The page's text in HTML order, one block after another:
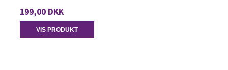
199,00 DKK
VIS PRODUKT